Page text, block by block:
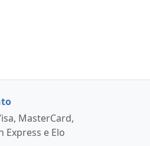
MasterCard,
Express e Elo